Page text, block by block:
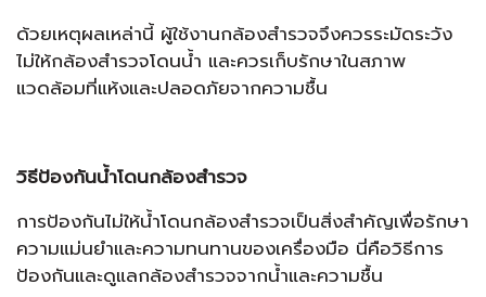
ด้วยเหตุผลเหล่านี้ ผู้ใช้งานกล้องสำรวจจึงควรระมัดระวัง
ไม่ให้กล้องสำรวจโดนน้ำ และควรเก็บรักษาในสภาพ
แวดล้อมที่แห้งและปลอดภัยจากความชื้น
วิธีป้องกันน้ำโดนกล้องสำรวจ
การป้องกันไม่ให้น้ำโดนกล้องสำรวจเป็นสิ่งสำคัญเพื่อรักษา
ความแม่นยำและความทนทานของเครื่องมือ นี่คือวิธีการ
ป้องกันและดูแลกล้องสำรวจจากน้ำและความชื้น